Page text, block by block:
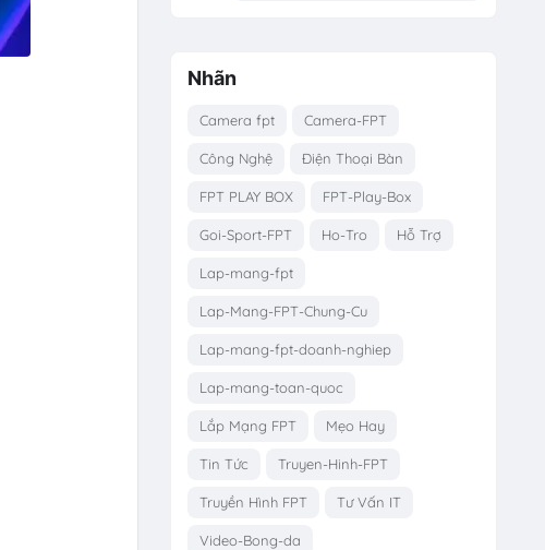
Nhãn
Camera fpt Camera-FPT
Công Nghệ Điện Thoại Bàn
FPT PLAY BOX FPT-Play-Box
Goi-Sport-FPT Ho-Tro Hỗ Trợ
Lap-mang-fpt
Lap-Mang-FPT-Chung-Cu
Lap-mang-fpt-doanh-nghiep
Lap-mang-toan-quoc
Lắp Mạng FPT Mẹo Hay
Tin Tức Truyen-Hinh-FPT
Truyền Hình FPT Tư Vấn IT
Video-Bong-da